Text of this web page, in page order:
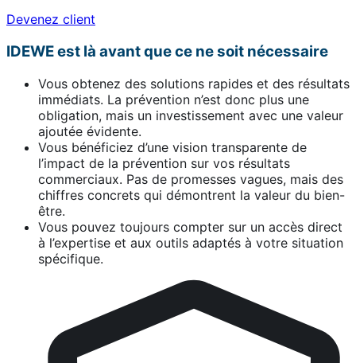
Devenez client
IDEWE est là avant que ce ne soit nécessaire
Vous obtenez des solutions rapides et des résultats
immédiats. La prévention n’est donc plus une
obligation, mais un investissement avec une valeur
ajoutée évidente.
Vous bénéficiez d’une vision transparente de
l’impact de la prévention sur vos résultats
commerciaux. Pas de promesses vagues, mais des
chiffres concrets qui démontrent la valeur du bien-
être.
Vous pouvez toujours compter sur un accès direct
à l’expertise et aux outils adaptés à votre situation
spécifique.